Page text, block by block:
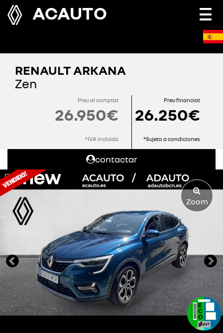
ACAUTO
RENAULT ARKANA
Zen
Preu al comptat
26.950€
*IVA incluido
Preu financiat
26.250€
*Sujeto a condiciones
contactar
Zoom